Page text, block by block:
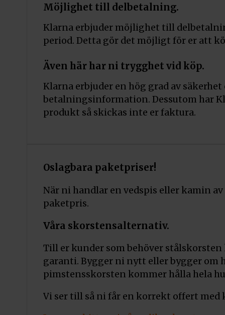
Möjlighet till delbetalning.
Klarna erbjuder möjlighet till
period. Detta gör det möjligt för er att
Även här har ni trygghet vid köp.
Klarna erbjuder en hög grad av
betalningsinformation. Dessutom har
produkt så skickas inte er faktura.
Oslagbara paketpriser!
När ni handlar en vedspis eller kamin
paketpris.
Våra skorstensalternativ.
Till er kunder som behöver stålskorsten
garanti. Bygger ni nytt eller bygger om
pimstensskorsten kommer hålla hela
Vi ser till så ni får en korrekt offert